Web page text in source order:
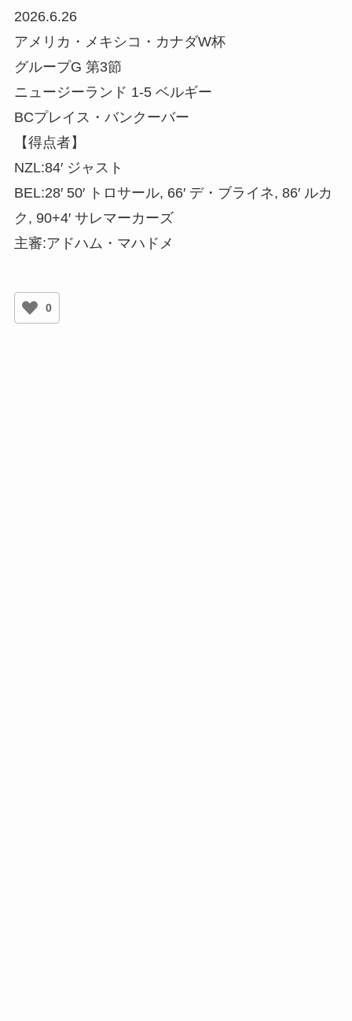
2026.6.26
アメリカ・メキシコ・カナダW杯
グループG 第3節
ニュージーランド 1-5 ベルギー
BCプレイス・バンクーバー
【得点者】
NZL:84′ ジャスト
BEL:28′ 50′ トロサール, 66′ デ・ブライネ, 86′ ルカ
ク, 90+4′ サレマーカーズ
主審:アドハム・マハドメ
0